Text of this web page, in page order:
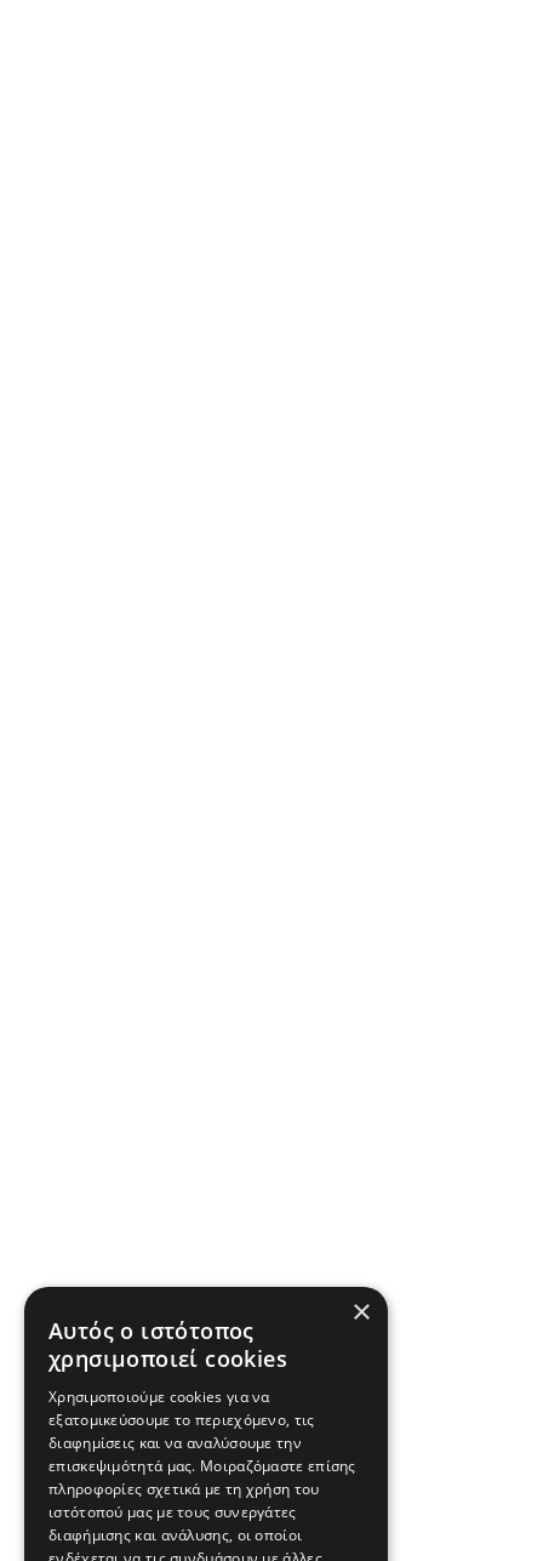
×
Αυτός ο ιστότοπος
χρησιμοποιεί cookies
Χρησιμοποιούμε cookies για να
εξατομικεύσουμε το περιεχόμενο, τις
διαφημίσεις και να αναλύσουμε την
επισκεψιμότητά μας. Μοιραζόμαστε επίσης
πληροφορίες σχετικά με τη χρήση του
ιστότοπού μας με τους συνεργάτες
διαφήμισης και ανάλυσης, οι οποίοι